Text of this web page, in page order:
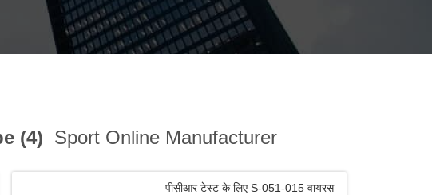
(4) Sport Online Manufacturer
पीसीआर टेस्ट के लिए S-051-015 वायरस